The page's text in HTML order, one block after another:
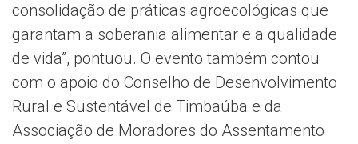
consolidação de práticas agroecológicas que
garantam a soberania alimentar e a qualidade
de vida”, pontuou. O evento também contou
com o apoio do Conselho de Desenvolvimento
Rural e Sustentável de Timbaúba e da
Associação de Moradores do Assentamento